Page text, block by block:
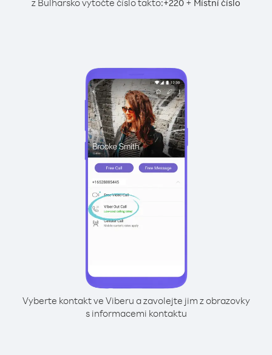
z Bulharsko vytočte číslo takto:+220 + Místní číslo
Vyberte kontakt ve Viberu a zavolejte jim z obrazovky
s informacemi kontaktu